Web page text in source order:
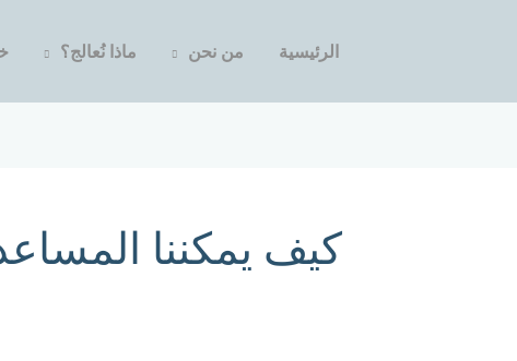
الرئيسية من نحن ماذا نُعالج؟
كيف يمكننا